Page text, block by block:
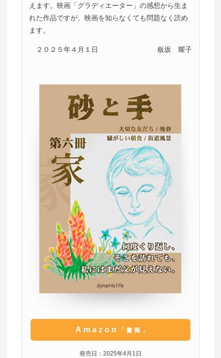
えます。映画「グラディエーター」の感想から生ま
れた作品ですが、映画を知らなくても問題なく読め
ます。
２０２５年４月１日 板坂 耀子
Amazon 「書籍」
発売日：2025年4月1日